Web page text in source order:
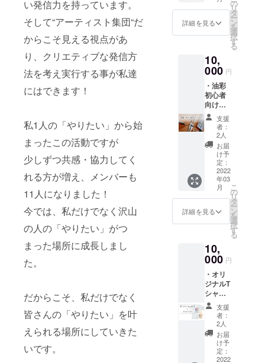
い発信力を持っています。
そして“アーティスト集団“だ
からこそ見える視点があ
り、クリエティブな発信方
法を考え実行する事が私達
にはできます！
私1人の「やりたい」から始
まったこの活動ですが
少しずつ共感・協力してく
れる方が増え、メンバーも
11人になりました！
今では、私だけでなく沢山
の人の「やりたい」がつ
まった場所に成長しまし
た。
だからこそ、私だけでなく
皆さんの「やりたい」を叶
えられる場所にしていきた
いです。
グレセ
プショ
ンにつ
千葉市
(詳細未
定) 日
時：
2022年
6月予定
交通
費：自
己負担
開催日
詳細決
まり次
第メー
ルにて
ご連絡
いたし
ます。
り
ジェッ
トスト
リーム
ペン ★
絵が描
ける日
めくり
カレン
ダーと
は 絵を
描くこ
とを習
慣に。
広めの
空白ス
ペース
がある
日めく
りカレ
ンダー
景、思
い出、
気持ち
など、
なんで
も絵に
描いて
みませ
んか？
詳細を見る
の
リ
タ
ー
ン
を
選
択
す
る
10,
000 円
・油彩
初心者
向け
セット
・オン
ライン
油彩画
教室3回
油彩愛
用のメ
ンバー
が厳選
して選
んだ初
心者向
けセッ
す！ご
協力作
家やむ
汰ろの
イラス
トが
入った
ケース
付き！
その
セット
を使っ
たオン
支援
者：
2人
お届
け予
定：
2022
年03
月
詳細を見る
こ
の
リ
タ
ー
ン
を
選
択
す
る
10,
000 円
・オリ
ジナルT
シャツ
・オリ
ジナル
エコ
バック
・サン
クス
カード
支援
者：
2人
お届
け予
定：
2022